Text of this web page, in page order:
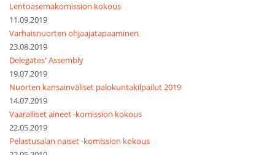
Lentoasemakomission kokous
11.09.2019
Varhaisnuorten ohjaajatapaaminen
23.08.2019
Delegates' Assembly
19.07.2019
Nuorten kansainväliset palokuntakilpailut 2019
14.07.2019
Vaaralliset aineet -komission kokous
22.05.2019
Pelastusalan naiset -komission kokous